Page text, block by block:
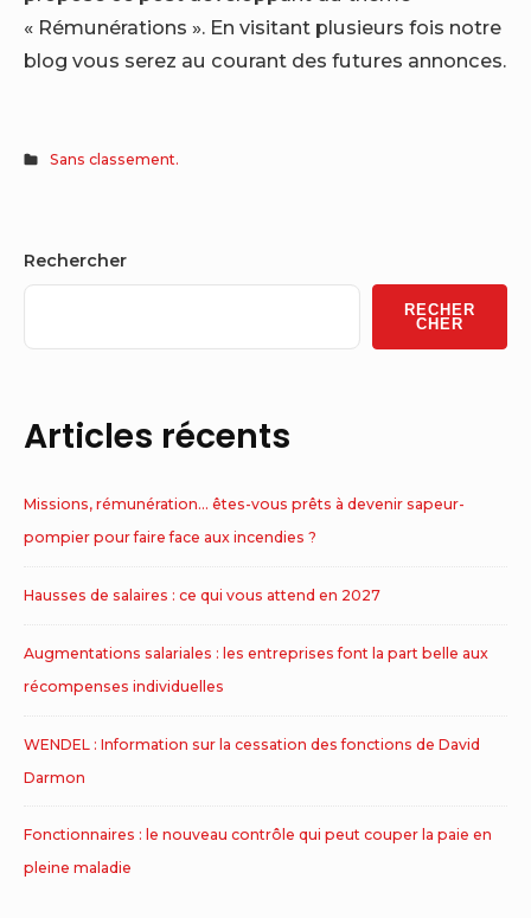
« Rémunérations ». En visitant plusieurs fois notre
blog vous serez au courant des futures annonces.
Sans classement.
Sidebar
Widget
Area
Rechercher
RECHER
CHER
Articles récents
Missions, rémunération… êtes-vous prêts à devenir sapeur-
pompier pour faire face aux incendies ?
Hausses de salaires : ce qui vous attend en 2027
Augmentations salariales : les entreprises font la part belle aux
récompenses individuelles
WENDEL : Information sur la cessation des fonctions de David
Darmon
Fonctionnaires : le nouveau contrôle qui peut couper la paie en
pleine maladie